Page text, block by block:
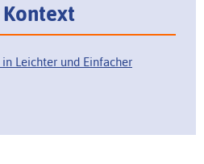
Leichter und Einfacher